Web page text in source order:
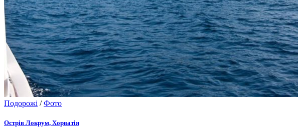
Подорожі /Фото
Острів Локрум, Хорватія